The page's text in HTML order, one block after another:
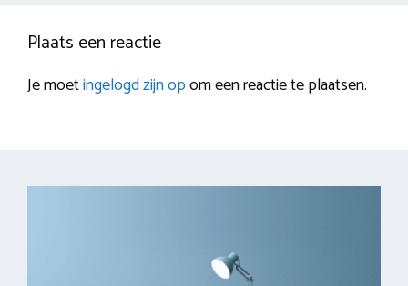
Plaats een reactie
Je moetingelogd zijn opom een reactie te plaatsen.